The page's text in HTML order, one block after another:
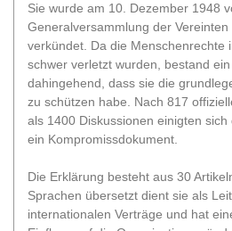
Sie wurde am 10. Dezember 1948
Generalversammlung der
verkündet. Da die Menschenrechte
schwer verletzt wurden, bestand
dahingehend, dass sie die
zu schützen habe. Nach 817
als 1400 Diskussionen einigten
ein Kompromissdokument.
Die Erklärung besteht aus 30
Sprachen übersetzt dient sie als
internationalen Verträge und hat